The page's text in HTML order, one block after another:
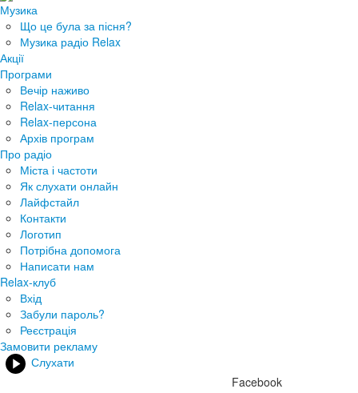
Музика
Що це була за пісня?
Музика радіо Relax
Акції
Програми
Вечір наживо
Relax-читання
Relax-персона
Архів програм
Про радіо
Міста і частоти
Як слухати онлайн
Лайфстайл
Контакти
Логотип
Потрібна допомога
Написати нам
Relax-клуб
Вхід
Забули пароль?
Реєстрація
Замовити рекламу
Слухати
Facebook